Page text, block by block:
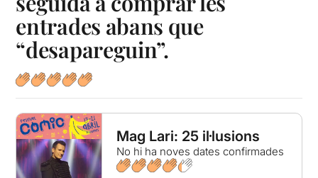
entrades abans que
“desapareguin”.
Mag Lari: 25 il·lusions
No hi ha noves dates confirmades